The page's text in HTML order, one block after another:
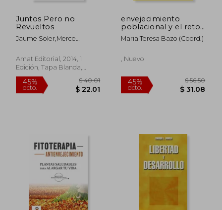
Juntos Pero no
Revueltos
Jaume Soler,Merce
Amat Editorial, 2014, 1
Edición, Tapa Blanda,
Nuevo
envejecimiento
poblacional y el reto
de la dependencia
Maria Teresa Bazo (coord.)
, Nuevo